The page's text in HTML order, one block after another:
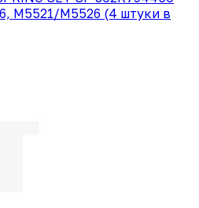
M5521/M5526 (4 штуки в